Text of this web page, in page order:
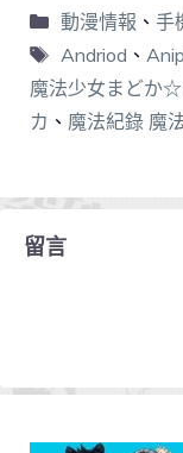
動漫情報 、 手
Andriod 、
魔法少女まどか
カ 、 魔法紀錄 魔
留言